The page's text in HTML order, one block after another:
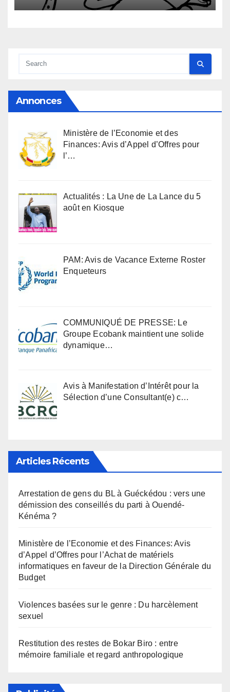
Annonces
Ministère de l’Economie et des
Finances: Avis d’Appel d’Offres pour
l’…
Actualités : La Une de La Lance du 5
août en Kiosque
PAM: Avis de Vacance Externe Roster
Enqueteurs
COMMUNIQUÉ DE PRESSE: Le
Groupe Ecobank maintient une solide
dynamique…
Avis à Manifestation d’Intérêt pour la
Sélection d’une Consultant(e) c…
Articles Récents
Arrestation de gens du BL à Guéckédou : vers une
démission des conseillés du parti à Ouendé-
Kénéma ?
Ministère de l’Economie et des Finances: Avis
d’Appel d’Offres pour l’Achat de matériels
informatiques en faveur de la Direction Générale du
Budget
Violences basées sur le genre : Du harcèlement
sexuel
Restitution des restes de Bokar Biro : entre
mémoire familiale et regard anthropologique